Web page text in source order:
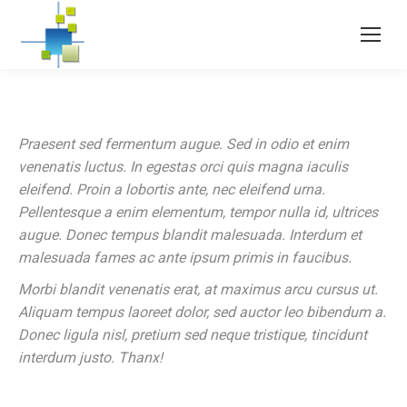
Praesent sed fermentum augue. Sed in odio et enim
venenatis luctus. In egestas orci quis magna iaculis
eleifend. Proin a lobortis ante, nec eleifend urna.
Pellentesque a enim elementum, tempor nulla id, ultrices
augue. Donec tempus blandit malesuada. Interdum et
malesuada fames ac ante ipsum primis in faucibus.
Morbi blandit venenatis erat, at maximus arcu cursus ut.
Aliquam tempus laoreet dolor, sed auctor leo bibendum a.
Donec ligula nisl, pretium sed neque tristique, tincidunt
interdum justo. Thanx!